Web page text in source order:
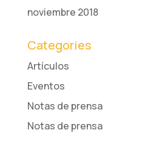
noviembre 2018
Categories
Artículos
Eventos
Notas de prensa
Notas de prensa